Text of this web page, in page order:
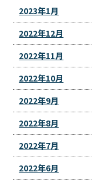
2023年1月
2022年12月
2022年11月
2022年10月
2022年9月
2022年8月
2022年7月
2022年6月